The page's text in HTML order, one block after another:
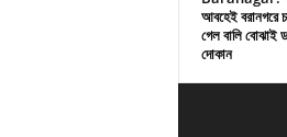
আবহেই বরানগরে
গেল বালি বোঝাই
দোকান